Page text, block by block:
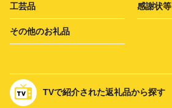
工芸品 感謝状等
その他のお礼品
TVで紹介された返礼品から探す